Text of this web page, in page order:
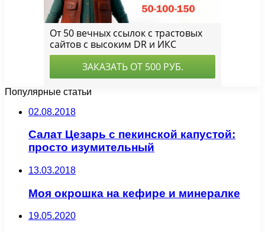
Популярные статьи
02.08.2018
Салат Цезарь с пекинской капустой:
просто изумительный
13.03.2018
Моя окрошка на кефире и минералке
19.05.2020